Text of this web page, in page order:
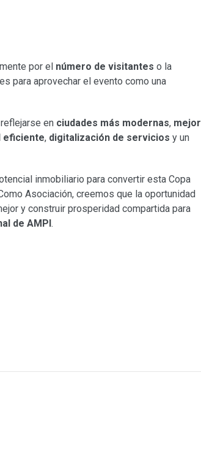
por el número de visitantes o la
para aprovechar el evento como una
en ciudades más modernas, mejor
eficiente, digitalización de servicios y un
inmobiliario para convertir esta Copa
Asociación, creemos que la oportunidad
y construir prosperidad compartida para
de AMPI .